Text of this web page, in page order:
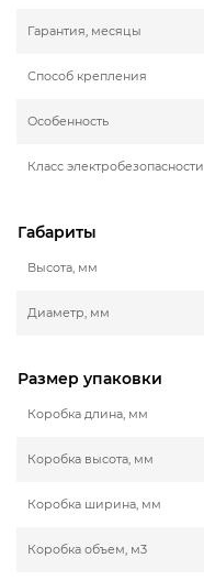
Гарантия, месяцы
Способ крепления
Особенность
Класс электробезопасности
Габариты
Высота, мм
Диаметр, мм
Размер упаковки
Коробка длина, мм
Коробка высота, мм
Коробка ширина, мм
Коробка объем, м3